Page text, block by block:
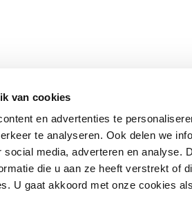
van cookies
en advertenties te
te analyseren. Ook delen we
media, adverteren en analyse.
die u aan ze heeft verstrekt of
U gaat akkoord met onze cookies